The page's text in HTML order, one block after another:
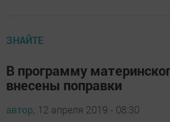
ЗНАЙТЕ
В программу
внесены поправки
автор, 12 апреля 2019 - 08:30